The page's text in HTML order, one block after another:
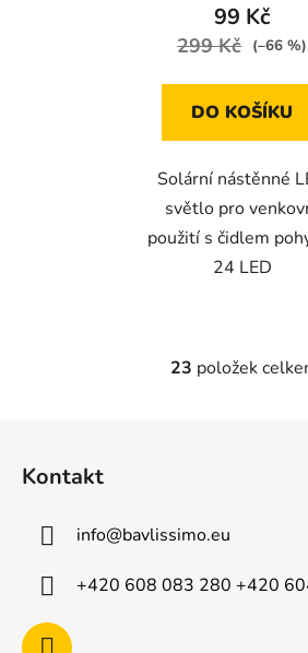
99 Kč
299 Kč (–66 %)
DO KOŠÍKU
Solární nástěnné
světlo pro
použití s čidlem
24 LED
O
p
r
23 položek
Kontakt
info@bavlissimo.eu
+420 608 083 280 +420